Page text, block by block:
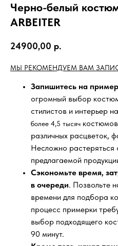
Черно-белый
ARBEITER
24900,00 р.
МЫ РЕКОМЕНДУЕМ ВАМ
Запишитесь на
огромный выбор
стилистов и интерьер
более 4,5 тысяч
различных расцветок,
Несложно растеряться
предлагаемой
Сэкономьте время,
в очереди. Позвольте
времени для подбора
процесс примерки
выбор подходящего
90 минут.